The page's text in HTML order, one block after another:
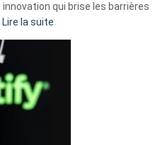
qui brise les barrières
Lire la suite